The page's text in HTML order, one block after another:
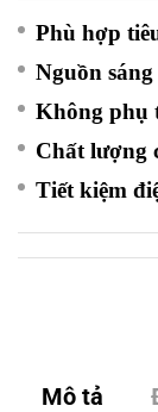
Phù hợp
Nguồn
Không phụ
Chất lượng
Tiết kiệm
Mô tả